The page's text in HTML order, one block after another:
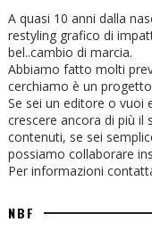
A quasi 10 anni dalla
restyling grafico di
bel..cambio di marcia.
Abbiamo fatto molti
cerchiamo è un
Se sei un editore o vuoi
crescere ancora di più il
contenuti, se sei
possiamo collaborare
Per informazioni
NBF